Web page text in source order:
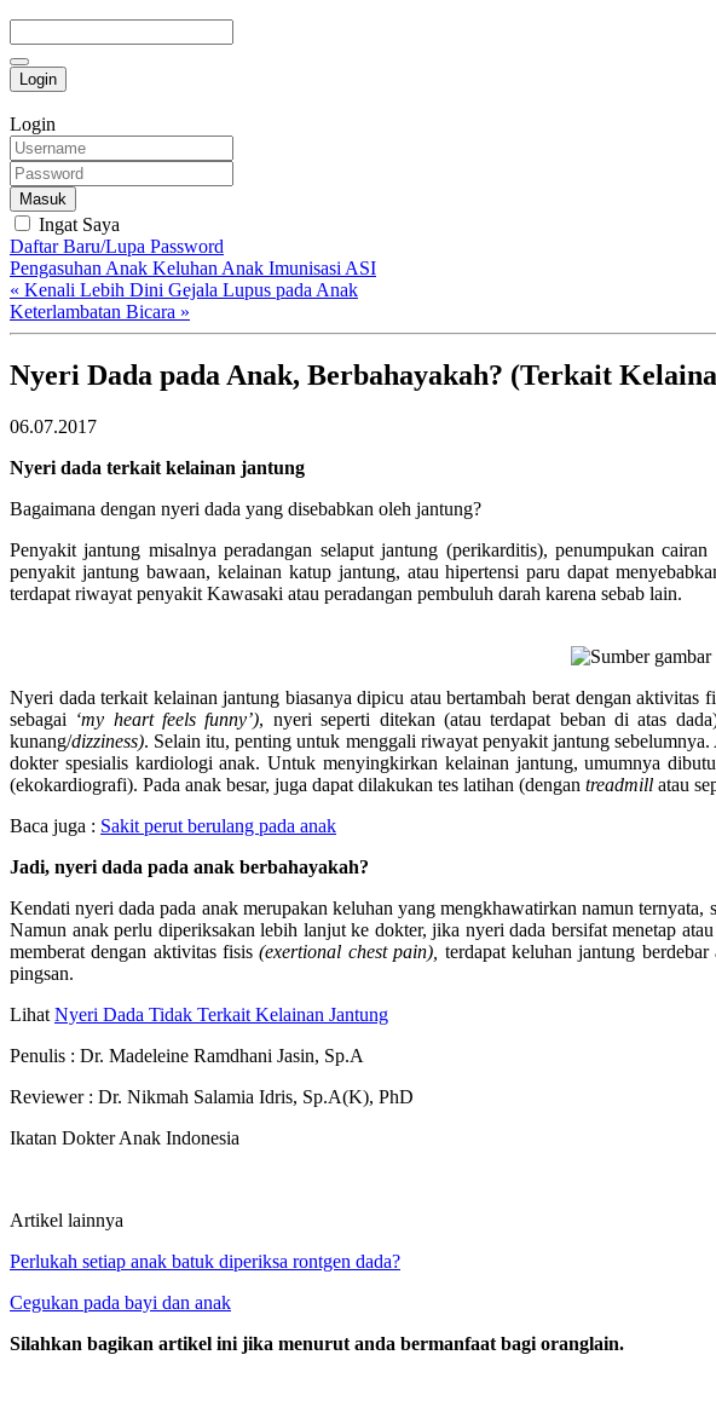
Login
Login
Masuk
Ingat Saya
Daftar Baru/Lupa Password
Pengasuhan Anak Keluhan Anak Imunisasi ASI
« Kenali Lebih Dini Gejala Lupus pada Anak
Keterlambatan Bicara »
Nyeri Dada pada Anak, Berbahayakah? (Terkait
06.07.2017
Nyeri dada terkait kelainan jantung
Bagaimana dengan nyeri dada yang disebabkan oleh jantung?
Penyakit jantung misalnya peradangan selaput jantung (perikarditis), penumpukan
penyakit jantung bawaan, kelainan katup jantung, atau hipertensi paru dapat
terdapat riwayat penyakit Kawasaki atau peradangan pembuluh darah karena sebab lain.
Nyeri dada terkait kelainan jantung biasanya dipicu atau bertambah berat dengan aktivitas
sebagai ‘my heart feels funny’), nyeri seperti ditekan (atau terdapat beban di atas
kunang/dizziness). Selain itu, penting untuk menggali riwayat penyakit jantung
dokter spesialis kardiologi anak. Untuk menyingkirkan kelainan jantung, umumnya
(ekokardiografi). Pada anak besar, juga dapat dilakukan tes latihan (dengan treadmill atau
Baca juga : Sakit perut berulang pada anak
Jadi, nyeri dada pada anak berbahayakah?
Kendati nyeri dada pada anak merupakan keluhan yang mengkhawatirkan namun
Namun anak perlu diperiksakan lebih lanjut ke dokter, jika nyeri dada bersifat menetap
memberat dengan aktivitas fisis(exertional chest pain), terdapat keluhan jantung
pingsan.
Lihat Nyeri Dada Tidak Terkait Kelainan Jantung
Penulis : Dr. Madeleine Ramdhani Jasin, Sp.A
Reviewer : Dr. Nikmah Salamia Idris, Sp.A(K), PhD
Ikatan Dokter Anak Indonesia
Artikel lainnya
Perlukah setiap anak batuk diperiksa rontgen dada?
Cegukan pada bayi dan anak
Silahkan bagikan artikel ini jika menurut anda bermanfaat bagi oranglain.